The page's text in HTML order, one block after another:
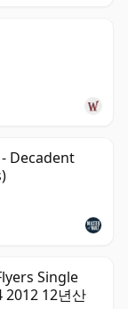
Decadent
Single
12년산